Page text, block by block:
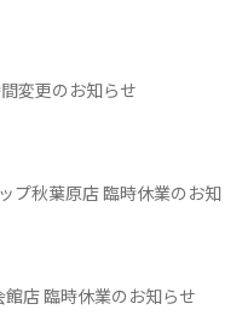
変更のお知らせ
プ秋葉原店 臨時休業のお知
店 臨時休業のお知らせ